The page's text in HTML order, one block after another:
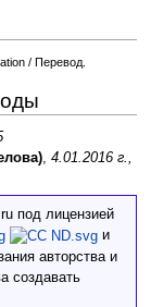
/ Перевод.
,4.01.2016 г.,
под лицензией
и
авторства и
создавать